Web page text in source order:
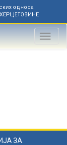
односа
Toggle
ЗА